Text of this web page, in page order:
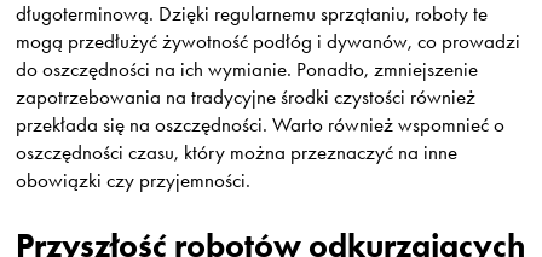
długoterminową. Dzięki regularnemu sprzątaniu, roboty te
mogą przedłużyć żywotność podłóg i dywanów, co prowadzi
do oszczędności na ich wymianie. Ponadto, zmniejszenie
zapotrzebowania na tradycyjne środki czystości również
przekłada się na oszczędności. Warto również wspomnieć o
oszczędności czasu, który można przeznaczyć na inne
obowiązki czy przyjemności.
Przyszłość robotów odkurzających